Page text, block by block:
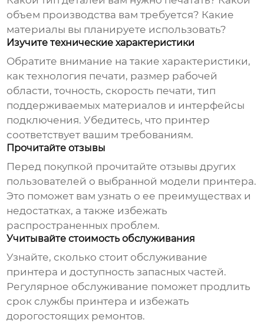
объем производства вам требуется? Какие
материалы вы планируете использовать?
Изучите технические характеристики
Обратите внимание на такие характеристики,
как технология печати, размер рабочей
области, точность, скорость печати, тип
поддерживаемых материалов и интерфейсы
подключения. Убедитесь, что принтер
соответствует вашим требованиям.
Прочитайте отзывы
Перед покупкой прочитайте отзывы других
пользователей о выбранной модели принтера.
Это поможет вам узнать о ее преимуществах и
недостатках, а также избежать
распространенных проблем.
Учитывайте стоимость обслуживания
Узнайте, сколько стоит обслуживание
принтера и доступность запасных частей.
Регулярное обслуживание поможет продлить
срок службы принтера и избежать
дорогостоящих ремонтов.